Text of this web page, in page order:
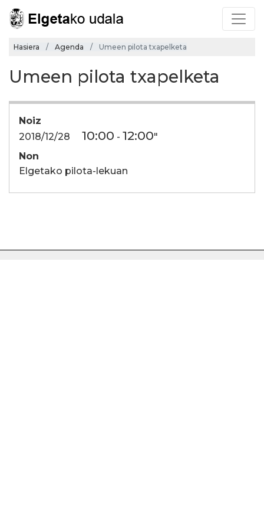
Hasiera Agenda Umeen pilota txapelketa
Umeen pilota txapelketa
Noiz
2018/12/28
10:00 - 12:00"
Non
Elgetako pilota-lekuan